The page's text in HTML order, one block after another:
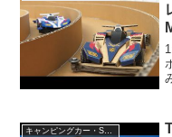
キャンピングカー・SUV人気車種